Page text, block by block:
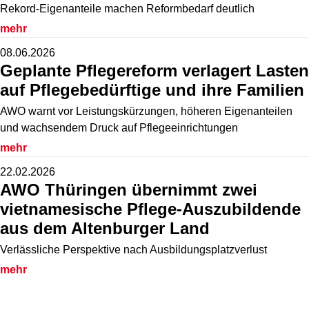
Rekord-Eigenanteile machen Reformbedarf deutlich
mehr
08.06.2026
Geplante Pflegereform verlagert Lasten
auf Pflegebedürftige und ihre Familien
AWO warnt vor Leistungskürzungen, höheren Eigenanteilen
und wachsendem Druck auf Pflegeeinrichtungen
mehr
22.02.2026
AWO Thüringen übernimmt zwei
vietnamesische Pflege-Auszubildende
aus dem Altenburger Land
Verlässliche Perspektive nach Ausbildungsplatzverlust
mehr